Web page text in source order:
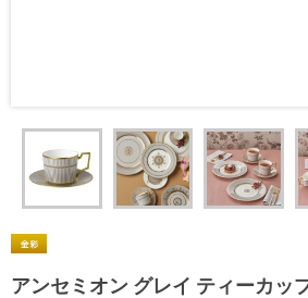
アンセミオン グレイ ティーカッ